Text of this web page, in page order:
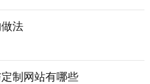
法
制网站有哪些